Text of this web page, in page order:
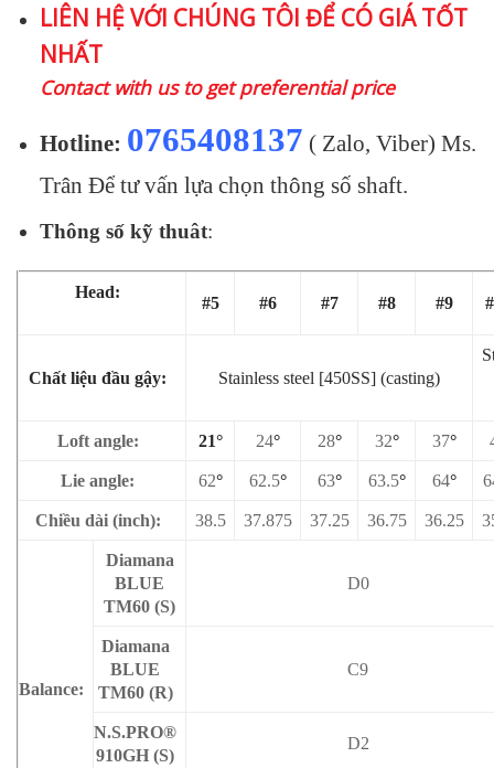
LIÊN HỆ VỚI CHÚNG TÔI ĐỂ CÓ GIÁ TỐT
NHẤT
Contact with us to get preferential price
Hotline: 0765408137 ( Zalo, Viber) Ms.
Trân Để tư vấn lựa chọn thông số shaft.
Thông số kỹ thuât:
Head:
#5 #6 #7 #8 #9
Chất liệu đầu gậy: Stainless steel [450SS] (casting)
Loft angle: 21° 24° 28° 32° 37°
Lie angle:
62° 62.5° 63° 63.5° 64°
Chiều dài (inch):
38.5 37.875 37.25 36.75 36.25
Balance:
Diamana
BLUE
TM60 (S)
D0
Diamana
BLUE
TM60 (R)
C9
N.S.PRO®
910GH (S)
D2